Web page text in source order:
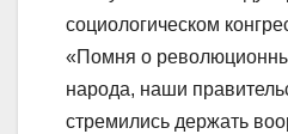
социологическом
«Помня о
народа, наши
стремились держать